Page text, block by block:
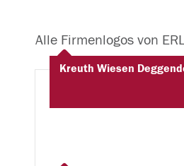
Alle Firmenlogos von
Kreuth Wiesen